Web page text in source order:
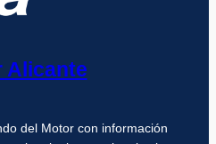
Alicante
del Motor con información